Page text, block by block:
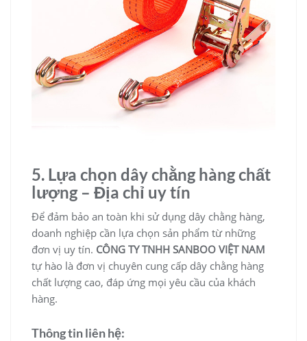
5. Lựa chọn dây chằng hàng chất
lượng – Địa chỉ uy tín
Để đảm bảo an toàn khi sử dụng dây chằng hàng,
doanh nghiệp cần lựa chọn sản phẩm từ những
đơn vị uy tín. CÔNG TY TNHH SANBOO VIỆT NAM
tự hào là đơn vị chuyên cung cấp dây chằng hàng
chất lượng cao, đáp ứng mọi yêu cầu của khách
hàng.
Thông tin liên hệ: